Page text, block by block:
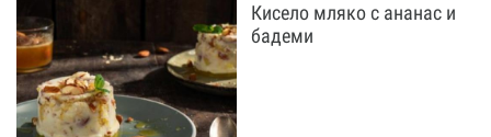
Кисело мляко с ананас и
бадеми